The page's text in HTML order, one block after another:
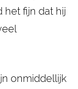
het fijn dat hij
onmiddellijk